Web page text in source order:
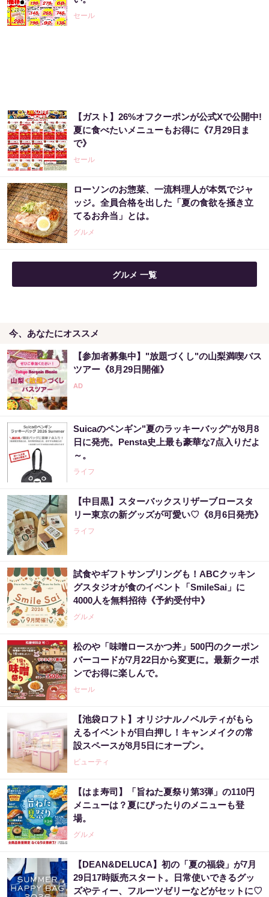
セール
【ガスト】26%オフクーポンが公式Xで公開中!
夏に食べたいメニューもお得に《7月29日ま
で》
セール
ローソンのお惣菜、一流料理人が本気でジャ
ッジ。全員合格を出した「夏の食欲を掻き立
てるお弁当」とは。
グルメ
グルメ 一覧
今、あなたにオススメ
【参加者募集中】"放題づくし"の山梨満喫バス
ツアー《8月29日開催》
Suicaのペンギン"夏のラッキーバッグ"が8月8
日に発売。Pensta史上最も豪華な7点入りだよ
～。
ライフ
【中目黒】スターバックスリザーブロースタ
リー東京の新グッズが可愛い♡《8月6日発売》
ライフ
試食やギフトサンプリングも！ABCクッキン
グスタジオが食のイベント「SmileSai」に
4000人を無料招待《予約受付中》
グルメ
松のや「味噌ロースかつ丼」500円のクーポン
バーコードが7月22日から変更に。最新クーポ
ンでお得に楽しんで。
セール
【池袋ロフト】オリジナルノベルティがもら
えるイベントが目白押し！キャンメイクの常
設スペースが8月5日にオープン。
ビューティ
【はま寿司】「旨ねた夏祭り第3弾」の110円
メニューは？夏にぴったりのメニューも登
場。
グルメ
【DEAN&DELUCA】初の「夏の福袋」が7月
29日17時販売スタート。日常使いできるグッ
ズやティー、フルーツゼリーなどがセットに♡